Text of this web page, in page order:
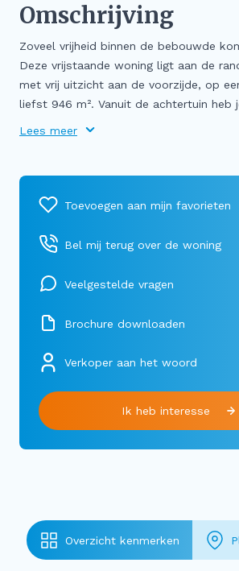
Omschrijving
Zoveel vrijheid binnen de bebouwde
Deze vrijstaande woning ligt aan de
met vrij uitzicht aan de voorzijde, op
liefst 946 m². Vanuit de achtertuin heb
Lees meer
Bel mij terug over de woning
Veelgestelde vragen
Brochure downloaden
Verkoper aan het woord
Ik heb interesse
Overzicht kenmerken